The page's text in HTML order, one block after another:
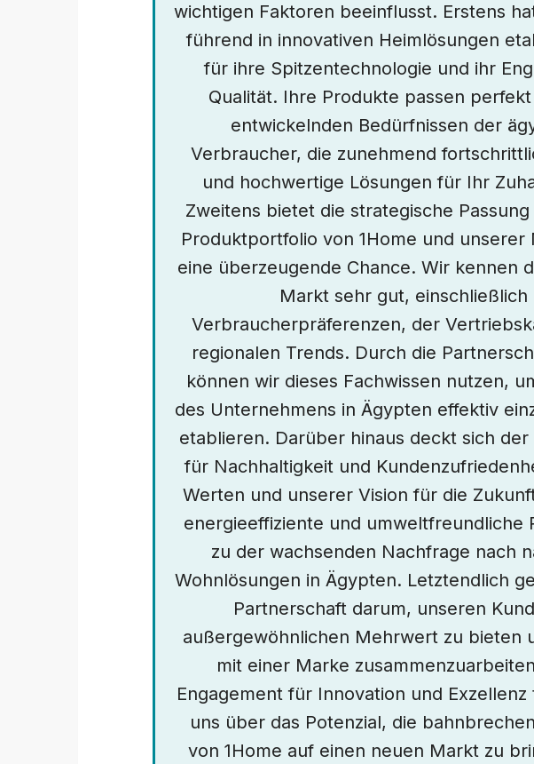
wichtigen Faktoren beeinflusst. Erstens
führend in innovativen Heimlösungen
für ihre Spitzentechnologie und ihr
Qualität. Ihre Produkte passen
entwickelnden Bedürfnissen der
Verbraucher, die zunehmend
und hochwertige Lösungen für Ihr
Zweitens bietet die strategische
Produktportfolio von 1Home und
eine überzeugende Chance. Wir kennen
Markt sehr gut, einschließlich
Verbraucherpräferenzen, der
regionalen Trends. Durch die
können wir dieses Fachwissen nutzen,
des Unternehmens in Ägypten effektiv
etablieren. Darüber hinaus deckt sich der
für Nachhaltigkeit und
Werten und unserer Vision für die
energieeffiziente und umweltfreundliche
zu der wachsenden Nachfrage nach
Wohnlösungen in Ägypten. Letztendlich
Partnerschaft darum, unseren
außergewöhnlichen Mehrwert zu bieten
mit einer Marke
Engagement für Innovation und
uns über das Potenzial, die
von 1Home auf einen neuen Markt zu